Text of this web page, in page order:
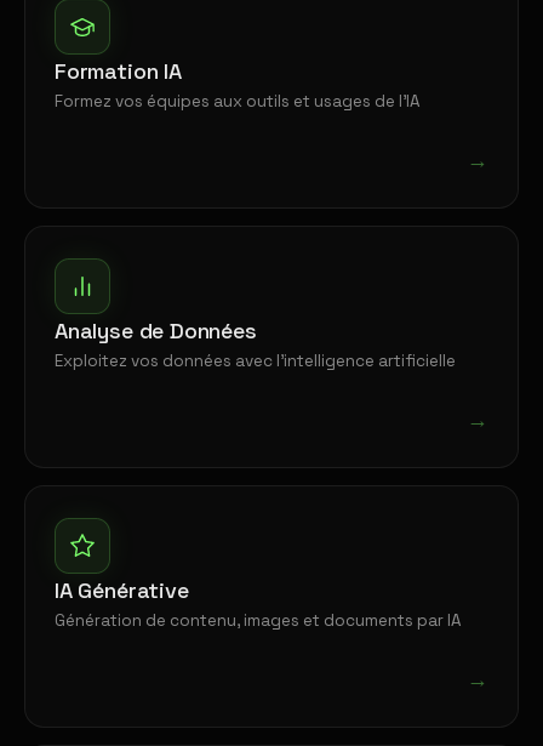
Formation IA
Formez vos équipes aux outils et usages de l'IA
→
Analyse de Données
Exploitez vos données avec l'intelligence artificielle
→
IA Générative
Génération de contenu, images et documents par IA
→